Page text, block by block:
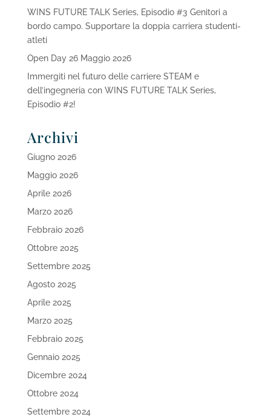
WINS FUTURE TALK Series, Episodio #3 Genitori a
bordo campo. Supportare la doppia carriera studenti-
atleti
Open Day 26 Maggio 2026
Immergiti nel futuro delle carriere STEAM e
dell’ingegneria con WINS FUTURE TALK Series,
Episodio #2!
Archivi
Giugno 2026
Maggio 2026
Aprile 2026
Marzo 2026
Febbraio 2026
Ottobre 2025
Settembre 2025
Agosto 2025
Aprile 2025
Marzo 2025
Febbraio 2025
Gennaio 2025
Dicembre 2024
Ottobre 2024
Settembre 2024